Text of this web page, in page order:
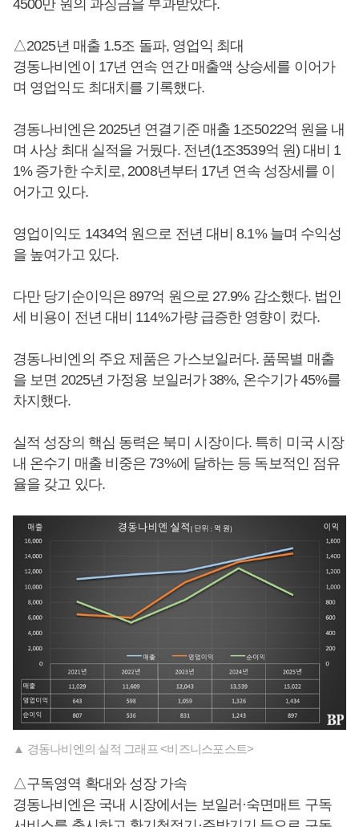
4500만 원의 과징금을 부과받았다.
△2025년 매출 1.5조 돌파, 영업익 최대
경동나비엔이 17년 연속 연간 매출액 상승세를 이어가
며 영업익도 최대치를 기록했다.
경동나비엔은 2025년 연결기준 매출 1조5022억 원을 내
며 사상 최대 실적을 거뒀다. 전년(1조3539억 원) 대비 1
1% 증가한 수치로, 2008년부터 17년 연속 성장세를 이
어가고 있다.
영업이익도 1434억 원으로 전년 대비 8.1% 늘며 수익성
을 높여가고 있다.
다만 당기순이익은 897억 원으로 27.9% 감소했다. 법인
세 비용이 전년 대비 114%가량 급증한 영향이 컸다.
경동나비엔의 주요 제품은 가스보일러다. 품목별 매출
을 보면 2025년 가정용 보일러가 38%, 온수기가 45%를
차지했다.
실적 성장의 핵심 동력은 북미 시장이다. 특히 미국 시장
내 온수기 매출 비중은 73%에 달하는 등 독보적인 점유
율을 갖고 있다.
▲ 경동나비엔의 실적 그래프 <비즈니스포스트>
△구독영역 확대와 성장 가속
경동나비엔은 국내 시장에서는 보일러·숙면매트 구독